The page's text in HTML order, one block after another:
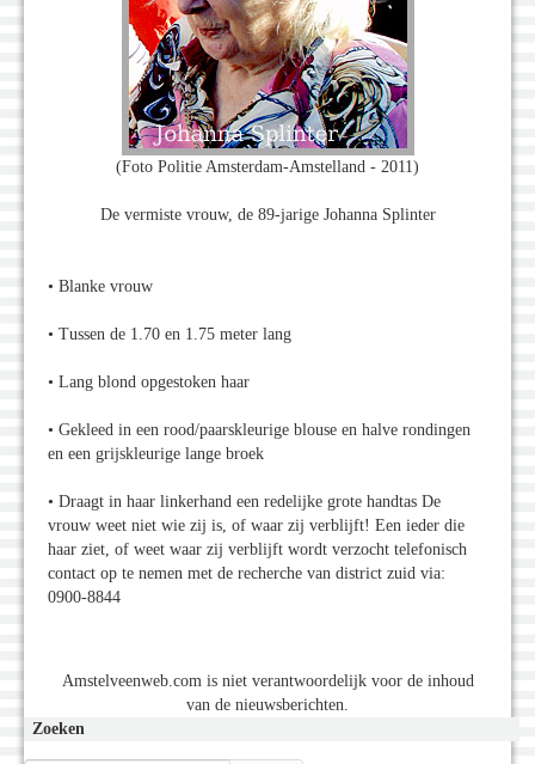
(Foto Politie Amsterdam-Amstelland - 2011)
De vermiste vrouw, de 89-jarige Johanna Splinter
• Blanke vrouw
• Tussen de 1.70 en 1.75 meter lang
• Lang blond opgestoken haar
• Gekleed in een rood/paarskleurige blouse en halve rondingen
en een grijskleurige lange broek
• Draagt in haar linkerhand een redelijke grote handtas De
vrouw weet niet wie zij is, of waar zij verblijft! Een ieder die
haar ziet, of weet waar zij verblijft wordt verzocht telefonisch
contact op te nemen met de recherche van district zuid via:
0900-8844
Amstelveenweb.com is niet verantwoordelijk voor de inhoud
van de nieuwsberichten.
Zoeken